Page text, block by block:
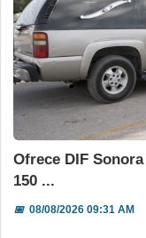
Ofrece DIF
150 ...
📅08/08/2026 09:31 AM